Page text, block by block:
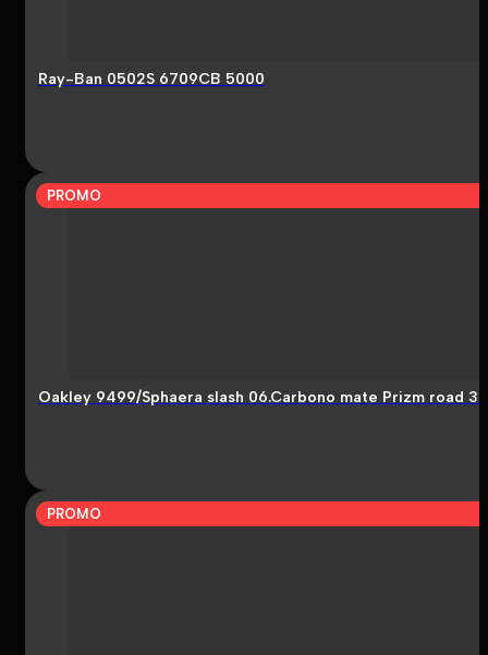
Ray-Ban 0502S 6709CB 5000
PROMO
Oakley 9499/Sphaera slash 06.Carbono mate Prizm road
PROMO